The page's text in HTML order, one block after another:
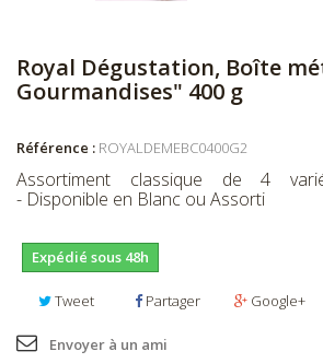
Royal Dégustation, Boîte
Gourmandises" 400 g
Référence : ROYALDEMEBC0400G2
Assortiment classique de 4
- Disponible en Blanc ou Assorti
Expédié sous 48h
Tweet Partager Google+
Envoyer à un ami